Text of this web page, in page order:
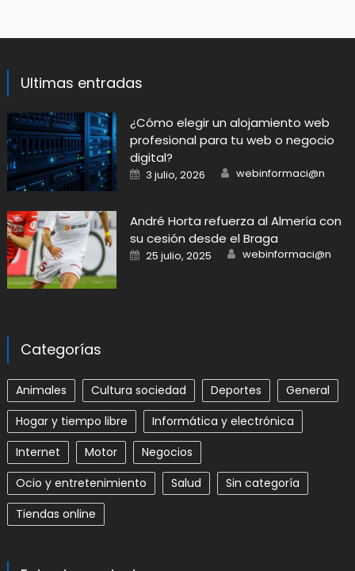
Ultimas entradas
​¿Cómo elegir un alojamiento web
profesional para tu web o negocio
digital?
Posted
on
3 julio, 2026 Author
webinformaci@n
André Horta refuerza al Almería con
su cesión desde el Braga
Posted
on
25 julio, 2025 Author
webinformaci@n
Categorías
Animales Cultura sociedad Deportes
General
Hogar y tiempo libre
Informática y electrónica
Internet
Motor
Negocios
Ocio y entretenimiento
Salud
Sin categoría
Tiendas online